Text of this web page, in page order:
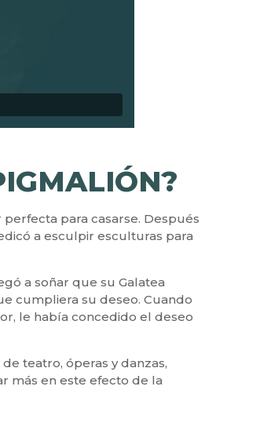
para casarse. Después
a esculpir esculturas para
a soñar que su Galatea
cumpliera su deseo. Cuando
le había concedido el deseo
teatro, óperas y danzas,
más en este efecto de la